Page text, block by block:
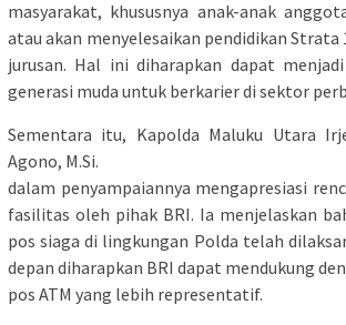
masyarakat, khususnya anak-anak
atau akan menyelesaikan pendidikan Strata
jurusan. Hal ini diharapkan dapat
generasi muda untuk berkarier di sektor
Sementara itu, Kapolda Maluku Utara
Agono, M.Si.
dalam penyampaiannya mengapresiasi
fasilitas oleh pihak BRI. Ia menjelaskan
pos siaga di lingkungan Polda telah
depan diharapkan BRI dapat mendukung
pos ATM yang lebih representatif.